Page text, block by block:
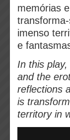
memórias
imenso
e
In this
and the
reflections
is
territory in